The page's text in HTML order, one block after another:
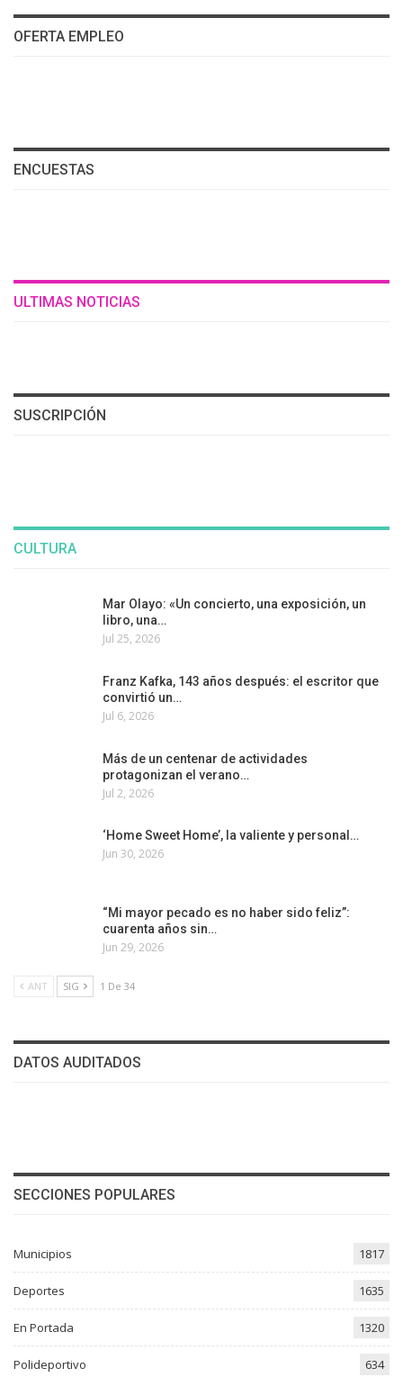
OFERTA EMPLEO
ENCUESTAS
ULTIMAS NOTICIAS
SUSCRIPCIÓN
CULTURA
Mar Olayo: «Un concierto, una exposición, un
libro, una…
Jul 25, 2026
Franz Kafka, 143 años después: el escritor que
convirtió un…
Jul 6, 2026
Más de un centenar de actividades
protagonizan el verano…
Jul 2, 2026
‘Home Sweet Home’, la valiente y personal…
Jun 30, 2026
“Mi mayor pecado es no haber sido feliz”:
cuarenta años sin…
Jun 29, 2026
ANT SIG 1 De 34
DATOS AUDITADOS
SECCIONES POPULARES
Municipios 1817
Deportes 1635
En Portada 1320
Polideportivo 634